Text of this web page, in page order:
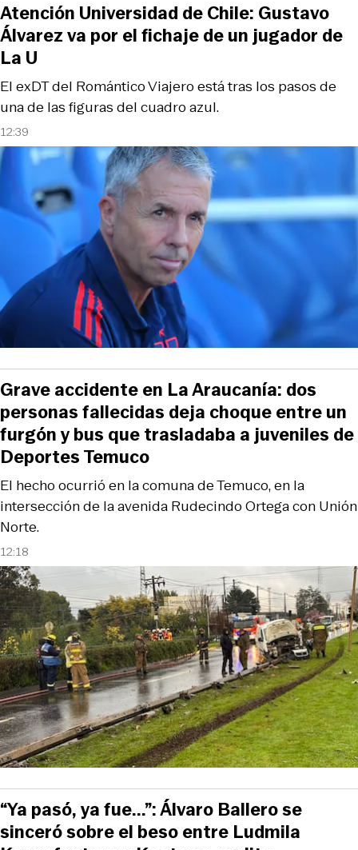
12:39
El exDT del Romántico Viajero está tras los pasos de
una de las figuras del cuadro azul.
Atención Universidad de Chile: Gustavo
Álvarez va por el fichaje de un jugador de
La U
12:18
El hecho ocurrió en la comuna de Temuco, en la
intersección de la avenida Rudecindo Ortega con Unión
Norte.
Grave accidente en La Araucanía: dos
personas fallecidas deja choque entre un
furgón y bus que trasladaba a juveniles de
Deportes Temuco
“Ya pasó, ya fue...”: Álvaro Ballero se
sinceró sobre el beso entre Ludmila